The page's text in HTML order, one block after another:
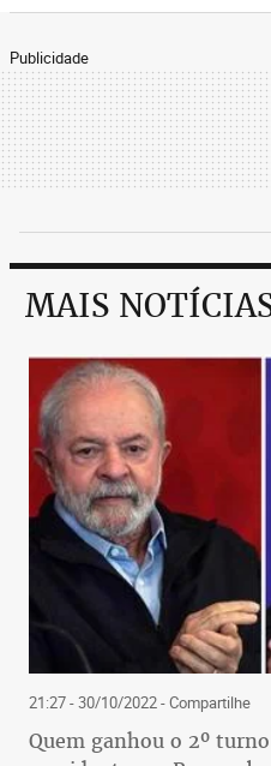
Publicidade
MAIS
21:27 - 30/10/2022- Compartilhe
Quem ganhou o 2º